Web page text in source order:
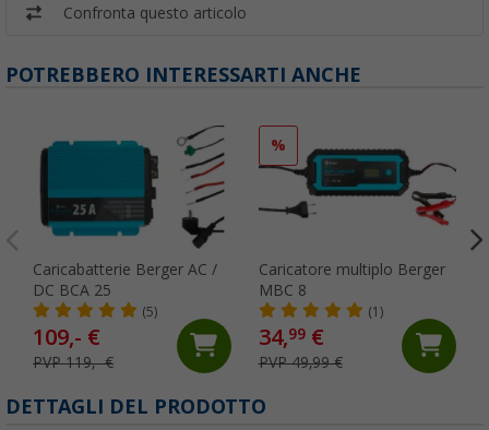
Confronta questo articolo
POTREBBERO INTERESSARTI ANCHE
Caricabatterie Berger AC /
DC BCA 25
(5)
109,- €
PVP 119,- €
%
Caricatore multiplo Berger
MBC 8
(1)
34,99€
PVP 49,99 €
DETTAGLI DEL PRODOTTO